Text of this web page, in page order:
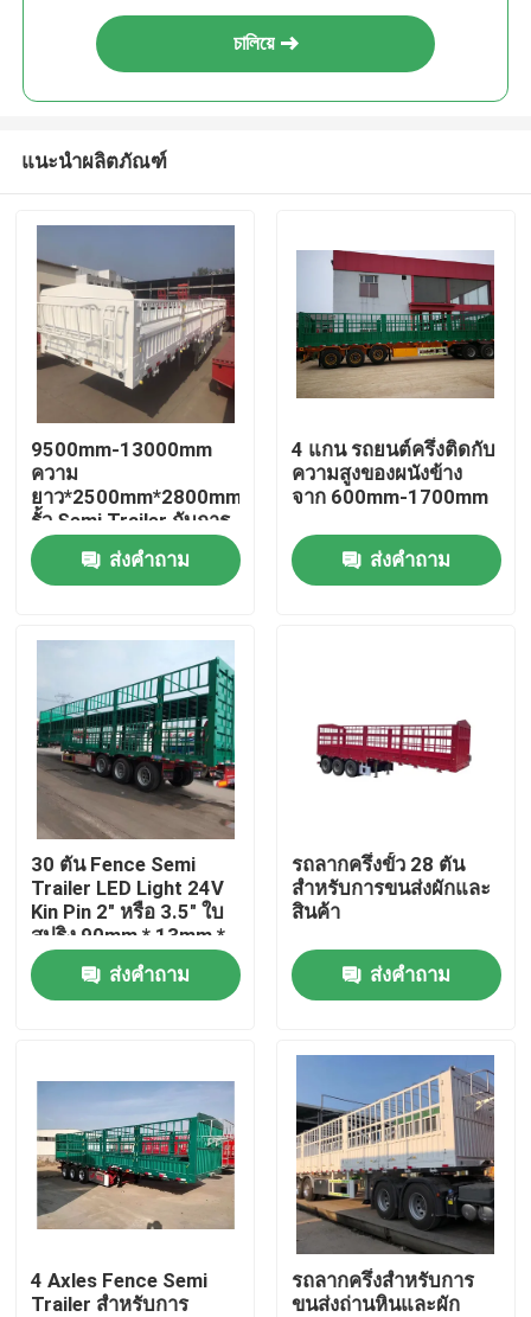
สินค้า
วิดีโอ
เกี่ยวกับเรา
ทัวร์โรงงาน
ควบคุมคุณภาพ
ติดต่อเรา
ขอใบเสนอราคา
รถบรรทุกขยะมือสอง
รถบรรทุกดัมพ์มือสอง
চালিয়ে
แนะนำผลิตภัณฑ์
9500mm-13000mm
ความ
ยาว*2500mm*2800mm
รั้ว Semi Trailer กับการ
แขวนกล
ส่งคำถาม
4 แกน รถยนต์ครึ่งติดกับ
ความสูงของผนังข้าง
จาก 600mm-1700mm
ส่งคำถาม
30 ตัน Fence Semi
Trailer LED Light 24V
Kin Pin 2" หรือ 3.5" ใบ
สปริง 90mm * 13mm *
10 ชั้น
ส่งคำถาม
รถลากครึ่งขั้ว 28 ตัน
สําหรับการขนส่งผักและ
สินค้า
ส่งคำถาม
4 Axles Fence Semi
Trailer สําหรับการ
รถลากครึ่งสําหรับการ
ขนส่งถ่านหินและผัก